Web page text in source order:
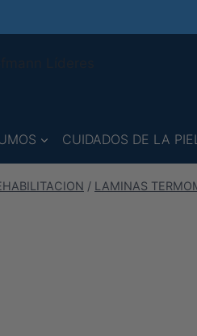
CUIDADOS DE LA
/ LAMINAS